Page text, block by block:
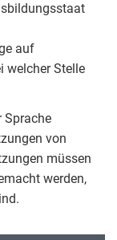
auf
welcher Stelle
Sprache
von
müssen
werden,